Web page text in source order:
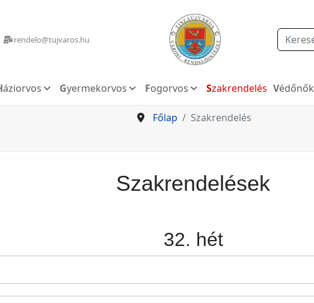
rendelo@tujvaros.hu
Háziorvos Gyermekorvos Fogorvos Szakrendelés Védőnők
Főlap Szakrendelés
Szakrendelések
32. hét